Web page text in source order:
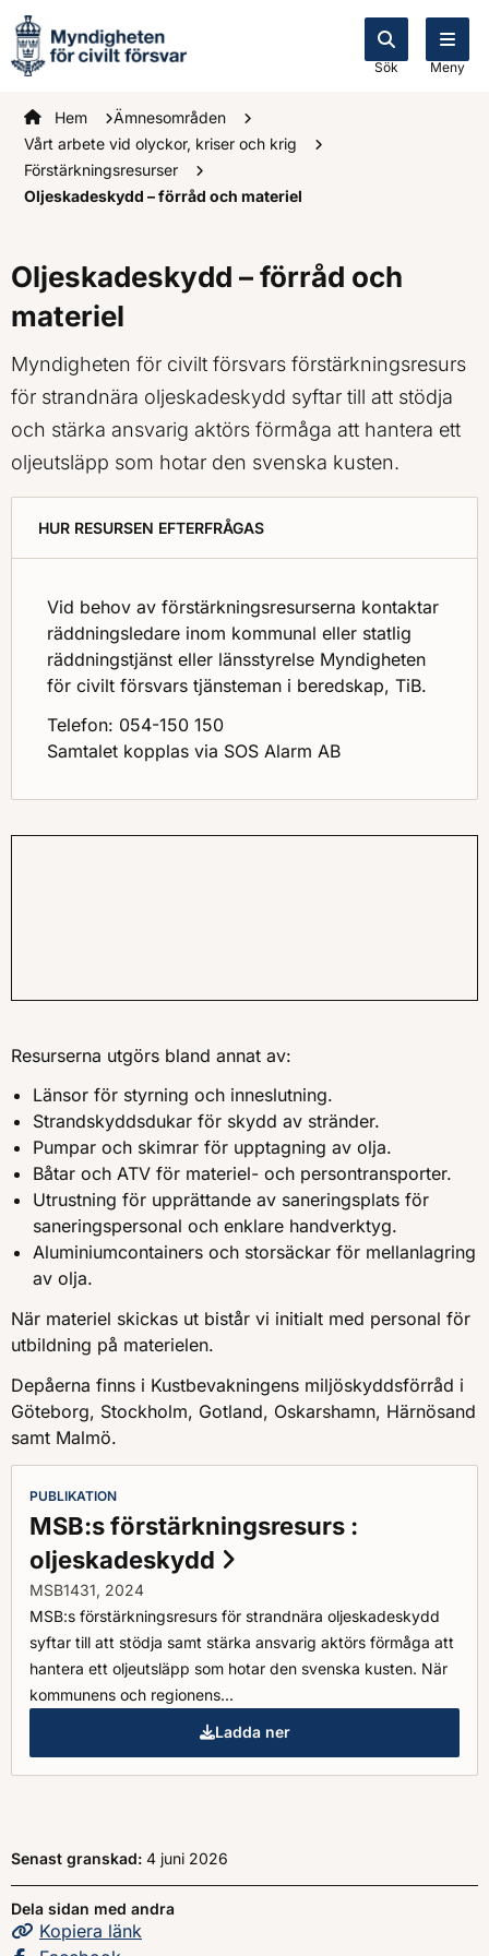
Sök Meny
Startsidan
Hem
Ämnesområden
Vårt arbete vid olyckor, kriser och krig
Förstärkningsresurser
Oljeskadeskydd – förråd och materiel
Oljeskadeskydd – förråd och
materiel
Myndigheten för civilt försvars förstärkningsresurs
för strandnära oljeskadeskydd syftar till att stödja
och stärka ansvarig aktörs förmåga att hantera ett
oljeutsläpp som hotar den svenska kusten.
HUR RESURSEN EFTERFRÅGAS
Vid behov av förstärkningsresurserna kontaktar
räddningsledare inom kommunal eller statlig
räddningstjänst eller länsstyrelse Myndigheten
för civilt försvars tjänsteman i beredskap, TiB.
Telefon: 054-150 150
Samtalet kopplas via SOS Alarm AB
Resurserna utgörs bland annat av:
Länsor för styrning och inneslutning.
Strandskyddsdukar för skydd av stränder.
Pumpar och skimrar för upptagning av olja.
Båtar och ATV för materiel- och persontransporter.
Utrustning för upprättande av saneringsplats för
saneringspersonal och enklare handverktyg.
Aluminiumcontainers och storsäckar för mellanlagring
av olja.
När materiel skickas ut bistår vi initialt med personal för
utbildning på materielen.
Depåerna finns i Kustbevakningens miljöskyddsförråd i
Göteborg, Stockholm, Gotland, Oskarshamn, Härnösand
samt Malmö.
PUBLIKATION
MSB:s förstärkningsresurs :
oljeskadeskydd
MSB1431, 2024
MSB:s förstärkningsresurs för strandnära oljeskadeskydd
syftar till att stödja samt stärka ansvarig aktörs förmåga att
hantera ett oljeutsläpp som hotar den svenska kusten. När
kommunens och regionens...
MSB:s förstärkningsresurs :
Ladda ner
Senast granskad: 4 juni 2026
Dela sidan med andra
Kopiera sidans
länk